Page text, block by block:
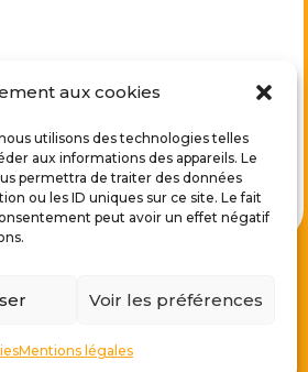
aux cookies
utilisons des technologies telles
aux informations des appareils. Le
permettra de traiter des données
ou les ID uniques sur ce site. Le fait
peut avoir un effet négatif
Voir les préférences
Mentions légales